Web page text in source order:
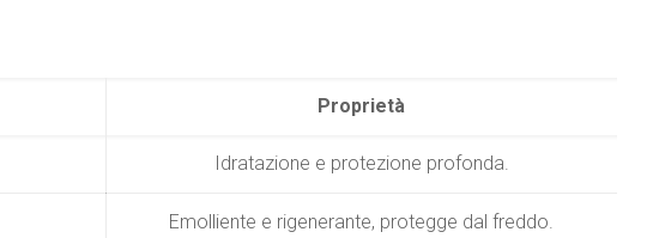
Proprietà
Idratazione e protezione profonda.
Emolliente e rigenerante, protegge dal freddo.